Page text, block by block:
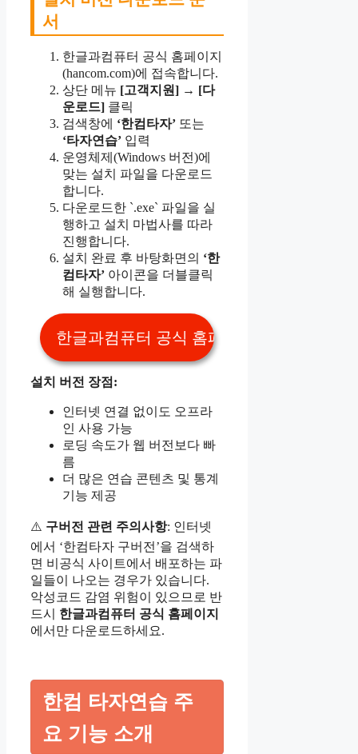
서
한글과컴퓨터 공식 홈페이지
(hancom.com)에 접속합니다.
상단 메뉴 [고객지원] → [다
운로드] 클릭
검색창에 ‘한컴타자’ 또는
‘타자연습’ 입력
운영체제(Windows 버전)에
맞는 설치 파일을 다운로드
합니다.
다운로드한 `.exe` 파일을 실
행하고 설치 마법사를 따라
진행합니다.
설치 완료 후 바탕화면의 ‘한
컴타자’ 아이콘을 더블클릭
해 실행합니다.
한글과컴퓨터 공식 홈페이지 👆
설치 버전 장점:
인터넷 연결 없이도 오프라
인 사용 가능
로딩 속도가 웹 버전보다 빠
름
더 많은 연습 콘텐츠 및 통계
기능 제공
⚠️ 구버전 관련 주의사항: 인터넷
에서 ‘한컴타자 구버전’을 검색하
면 비공식 사이트에서 배포하는 파
일들이 나오는 경우가 있습니다.
악성코드 감염 위험이 있으므로 반
드시 한글과컴퓨터 공식 홈페이지
에서만 다운로드하세요.
한컴 타자연습 주
요 기능 소개